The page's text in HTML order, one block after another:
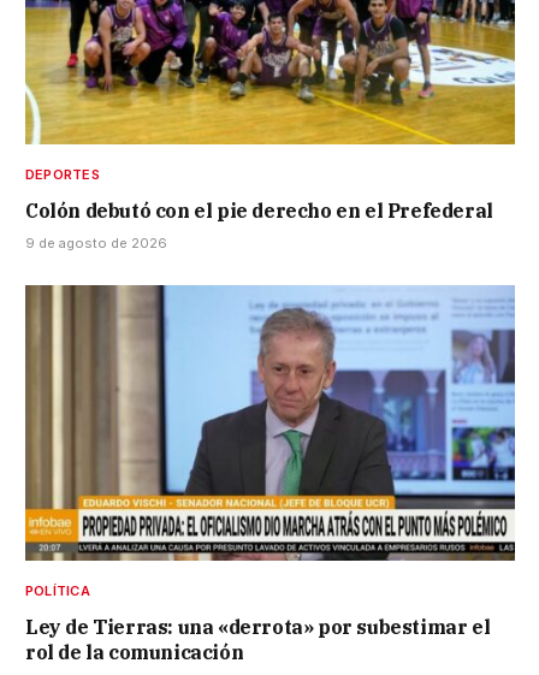
DEPORTES
Colón debutó con el pie derecho en el Prefederal
9 de agosto de 2026
POLÍTICA
Ley de Tierras: una «derrota» por subestimar el
rol de la comunicación